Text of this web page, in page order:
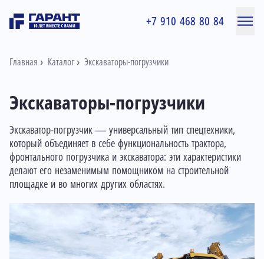
+7 910 468 80 84
Главная Каталог Экскаваторы-погрузчики
Экскаваторы-погрузчики
Экскаватор-погрузчик — универсальный тип спецтехники,
который объединяет в себе функциональность трактора,
фронтального погрузчика и экскаватора: эти характеристики
делают его незаменимым помощником на строительной
площадке и во многих других областях.